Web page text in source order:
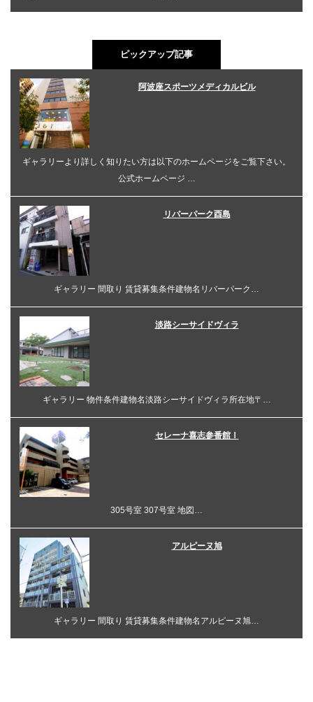
ピックアップ記事
阿波座スポーツメディカルビル
ギャラリーより詳しく知りたい方は以下のホームページをご覧下さい。
公式ホームページ …
リバーパーク酉島
ギャラリー 間取り 賃貸募集条件建物名リバーパーク…
淡路シーサイドヴィラ
ギャラリー 物件条件建物名淡路シーサイドヴィラ所在地〒…
セレーナ喜志参番館Ⅰ
305号室 307号室 地図…
アルピーヌ旭
ギャラリー 間取り 賃貸募集条件建物名アルピーヌ旭…